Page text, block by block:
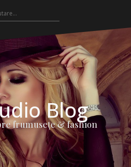
Blog
frumuseţe & fashion